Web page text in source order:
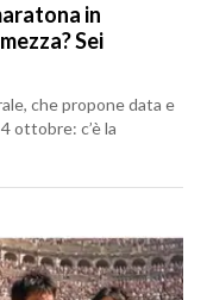
in
Sei
che propone data e
ottobre: c’è la